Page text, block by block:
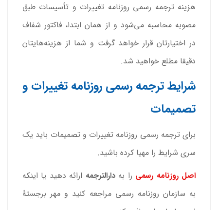
هزینه ترجمه رسمی روزنامه تغییرات و تأسیسات طبق
مصوبه محاسبه می‌شود و از همان ابتدا، فاکتور شفاف
در اختیارتان قرار خواهد گرفت و شما از هزینه‌هایتان
دقیقا مطلع خواهید شد.
شرایط ترجمه رسمی روزنامه تغییرات و
تصمیمات
برای ترجمه رسمی روزنامه تغییرات و تصمیمات باید یک
سری شرایط را مهیا کرده باشید.
اصل روزنامه رسمی را بهدارالترجمه ارائه دهید یا اینکه
به سازمان روزنامه رسمی مراجعه کنید و مهر برجستۀ